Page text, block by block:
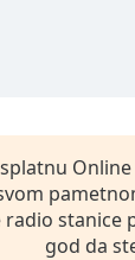
Online
radio stanice
god da